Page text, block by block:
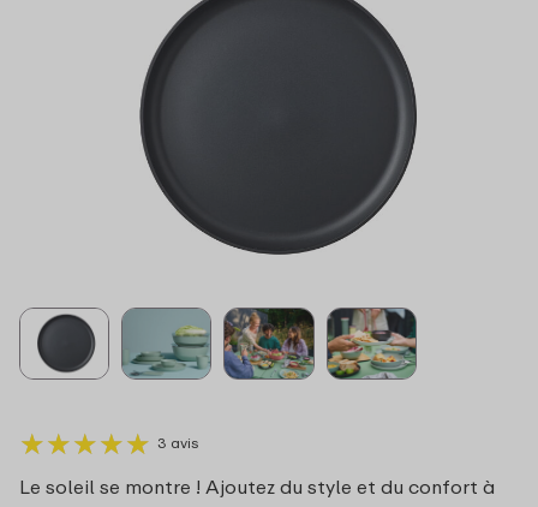
★★★★★
★★★★★ 3 avis
Le soleil se montre ! Ajoutez du style et du confort à